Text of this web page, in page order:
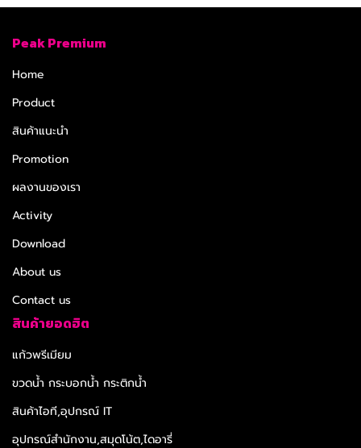
Peak Premium
Home
Product
สินค้าแนะนำ
Promotion
ผลงานของเรา
Activity
Download
About us
Contact us
สินค้ายอดฮิต
แก้วพรีเมียม
ขวดน้ำ กระบอกน้ำ กระติกน้ำ
สินค้าไอที,อุปกรณ์ IT
อุปกรณ์สำนักงาน,สมุดโน้ต,ไดอารี่